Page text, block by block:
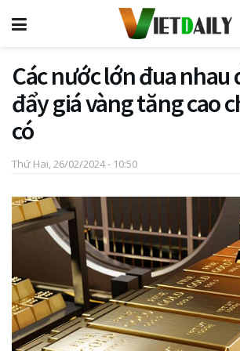
Các nước lớn đua
đẩy giá vàng tăng cao
có
Thứ Hai, 26/02/2024 - 10:50